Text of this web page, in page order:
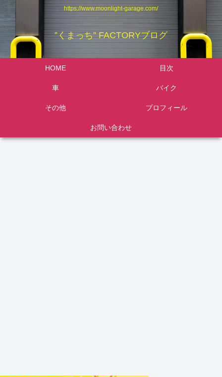
https://www.moonlight-garage.com/
”くまっち” FACTORYブログ
HOME 目次
車 バイク
その他 プロフィール
お問い合わせ